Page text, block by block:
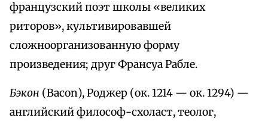
французский поэт школы «великих
риторов», культивировавшей
сложноорганизованную форму
произведения; друг Франсуа Рабле.
Бэкон (Bacon), Роджер (ок. 1214 — ок. 1294) —
английский философ-схоласт, теолог,